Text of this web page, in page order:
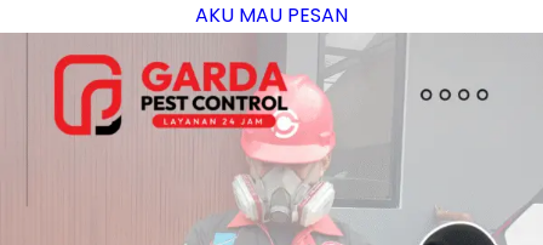
AKU MAU PESAN